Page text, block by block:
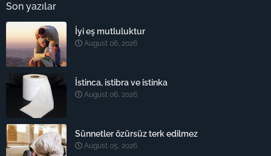
Son yazılar
İyi eş mutluluktur
August 06, 2026
İstinca, istibra ve istinka
August 06, 2026
Sünnetler özürsüz terk edilmez
August 05, 2026